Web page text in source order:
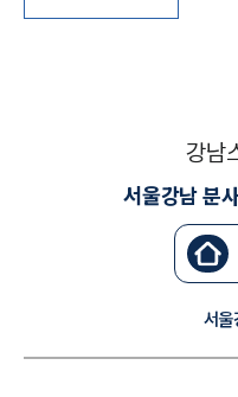
강남
서울강남 분
서울